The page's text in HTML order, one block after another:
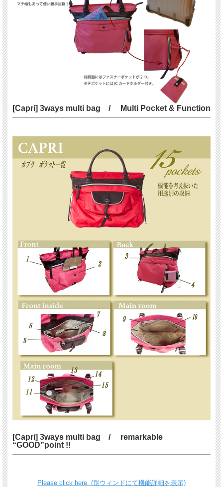
[Capri] 3ways multi bag / Multi Pocket & Function
[Capri] 3ways multi bag / remarkable
“GOOD”point !!
Please click here. (別ウィンドにて機能詳細を表示)